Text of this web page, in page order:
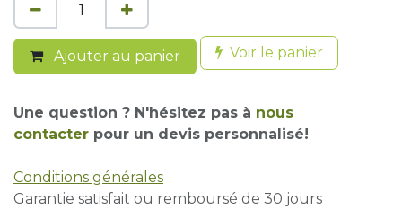
Ajouter au panier Voir le panier
Une question ? N'hésitez pas à nous
contacter pour un devis personnalisé!
Conditions générales
Garantie satisfait ou remboursé de 30 jours